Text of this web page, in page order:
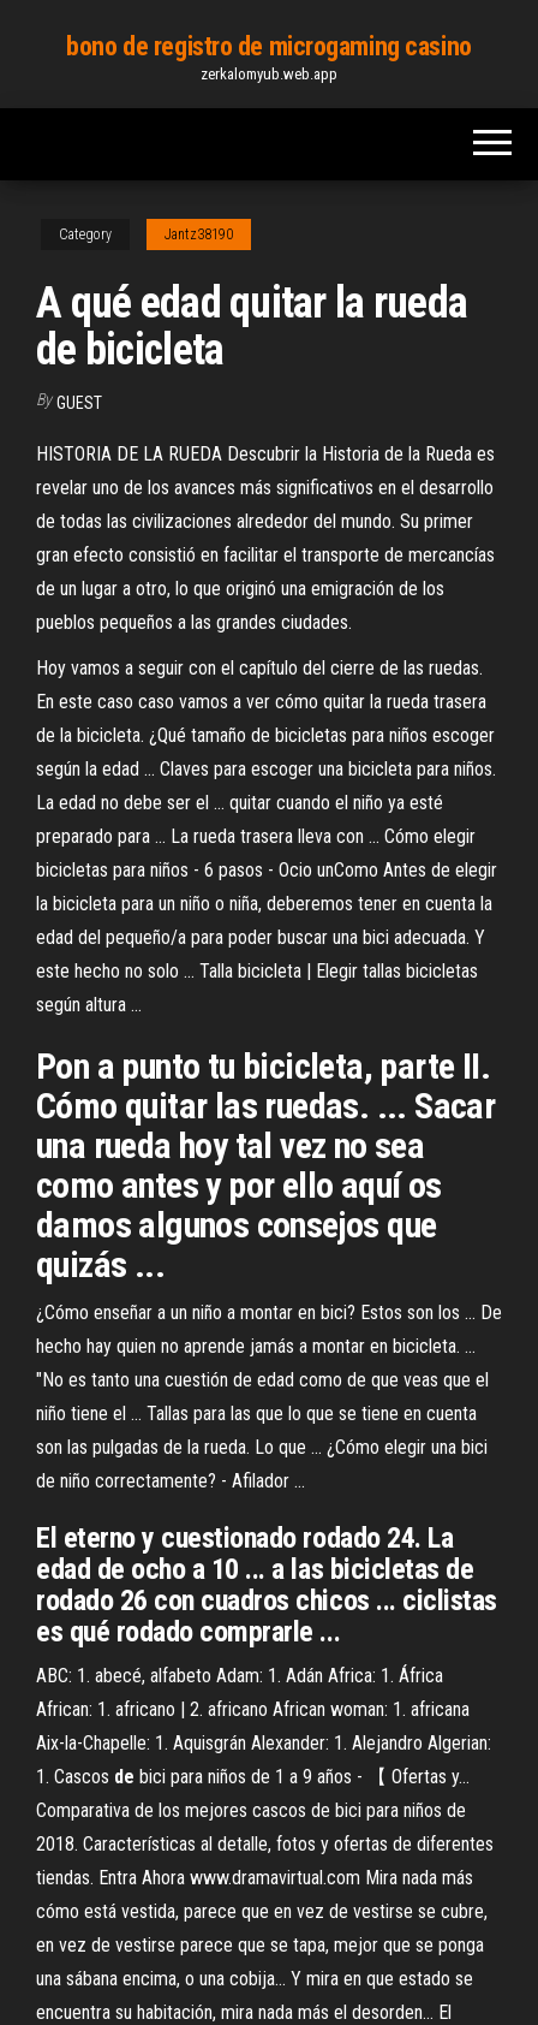
content
bono de registro de microgaming casino
zerkalomyub.web.app
Category Jantz38190
A qué edad quitar la rueda
de bicicleta
By GUEST
HISTORIA DE LA RUEDA Descubrir la Historia de la Rueda es
revelar uno de los avances más significativos en el desarrollo
de todas las civilizaciones alrededor del mundo. Su primer
gran efecto consistió en facilitar el transporte de mercancías
de un lugar a otro, lo que originó una emigración de los
pueblos pequeños a las grandes ciudades.
Hoy vamos a seguir con el capítulo del cierre de las ruedas.
En este caso caso vamos a ver cómo quitar la rueda trasera
de la bicicleta. ¿Qué tamaño de bicicletas para niños escoger
según la edad ... Claves para escoger una bicicleta para niños.
La edad no debe ser el ... quitar cuando el niño ya esté
preparado para ... La rueda trasera lleva con ... Cómo elegir
bicicletas para niños - 6 pasos - Ocio unComo Antes de elegir
la bicicleta para un niño o niña, deberemos tener en cuenta la
edad del pequeño/a para poder buscar una bici adecuada. Y
este hecho no solo ... Talla bicicleta | Elegir tallas bicicletas
según altura ...
Pon a punto tu bicicleta, parte II.
Cómo quitar las ruedas. ... Sacar
una rueda hoy tal vez no sea
como antes y por ello aquí os
damos algunos consejos que
quizás ...
¿Cómo enseñar a un niño a montar en bici? Estos son los ... De
hecho hay quien no aprende jamás a montar en bicicleta. ...
"No es tanto una cuestión de edad como de que veas que el
niño tiene el ... Tallas para las que lo que se tiene en cuenta
son las pulgadas de la rueda. Lo que ... ¿Cómo elegir una bici
de niño correctamente? - Afilador ...
El eterno y cuestionado rodado 24. La
edad de ocho a 10 ... a las bicicletas de
rodado 26 con cuadros chicos ... ciclistas
es qué rodado comprarle ...
ABC: 1. abecé, alfabeto Adam: 1. Adán Africa: 1. África
African: 1. africano | 2. africano African woman: 1. africana
Aix-la-Chapelle: 1. Aquisgrán Alexander: 1. Alejandro Algerian:
1. Cascos de bici para niños de 1 a 9 años - 【 Ofertas y…
Comparativa de los mejores cascos de bici para niños de
2018. Características al detalle, fotos y ofertas de diferentes
tiendas. Entra Ahora www.dramavirtual.com Mira nada más
cómo está vestida, parece que en vez de vestirse se cubre,
en vez de vestirse parece que se tapa, mejor que se ponga
una sábana encima, o una cobija... Y mira en que estado se
encuentra su habitación, mira nada más el desorden… El